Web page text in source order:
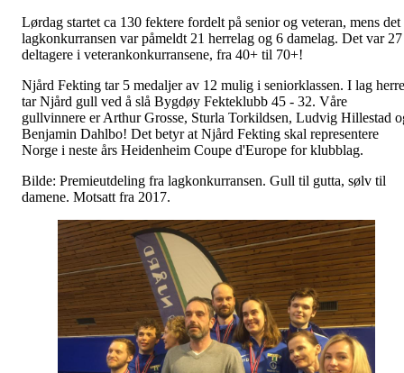
Lørdag startet ca 130 fektere fordelt på senior og veteran, mens det
lagkonkurransen var påmeldt 21 herrelag og 6 damelag. Det var 27
deltagere i veterankonkurransene, fra 40+ til 70+!
Njård Fekting tar 5 medaljer av 12 mulig i seniorklassen. I lag
tar Njård gull ved å slå Bygdøy Fekteklubb 45 - 32. Våre
gullvinnere er Arthur Grosse, Sturla Torkildsen, Ludvig Hillestad
Benjamin Dahlbo! Det betyr at Njård Fekting skal representere
Norge i neste års Heidenheim Coupe d'Europe for klubblag.
Bilde: Premieutdeling fra lagkonkurransen. Gull til gutta, sølv til
damene. Motsatt fra 2017.